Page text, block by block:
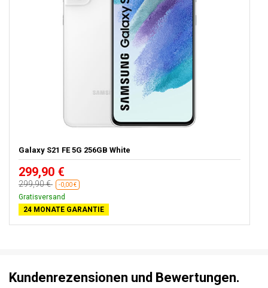
Galaxy S21 FE 5G 256GB White
299,90 €
299,90 € -0,00 €
Gratisversand
24 MONATE GARANTIE
Kundenrezensionen und Bewertungen.